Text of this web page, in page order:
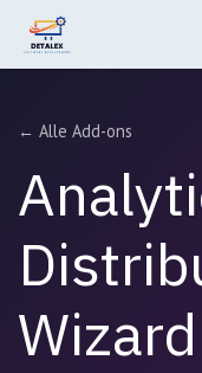
Zum Inhalt springen
← Alle Add-ons
Wizard